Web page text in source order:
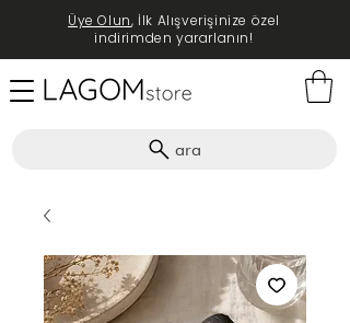
ara
Üye Olun, İlk Alışverişinize özel
indirimden yararlanın!